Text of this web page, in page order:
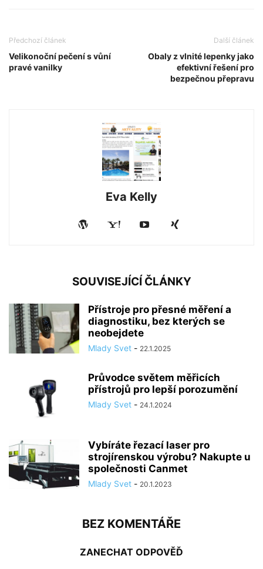
Předchozí článek
Velikonoční pečení s vůní
pravé vanilky
Další článek
Obaly z vlnité lepenky jako
efektivní řešení pro
bezpečnou přepravu
Eva Kelly
SOUVISEJÍCÍ ČLÁNKY
Přístroje pro přesné měření a
diagnostiku, bez kterých se
neobejdete
Mlady Svet - 22.1.2025
Průvodce světem měřicích
přístrojů pro lepší porozumění
Mlady Svet - 24.1.2024
Vybíráte řezací laser pro
strojírenskou výrobu? Nakupte u
společnosti Canmet
Mlady Svet - 20.1.2023
BEZ KOMENTÁŘE
ZANECHAT ODPOVĚĎ